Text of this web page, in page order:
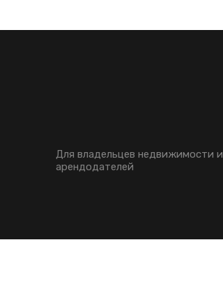
Для владельцев недвижимости и
арендодателей